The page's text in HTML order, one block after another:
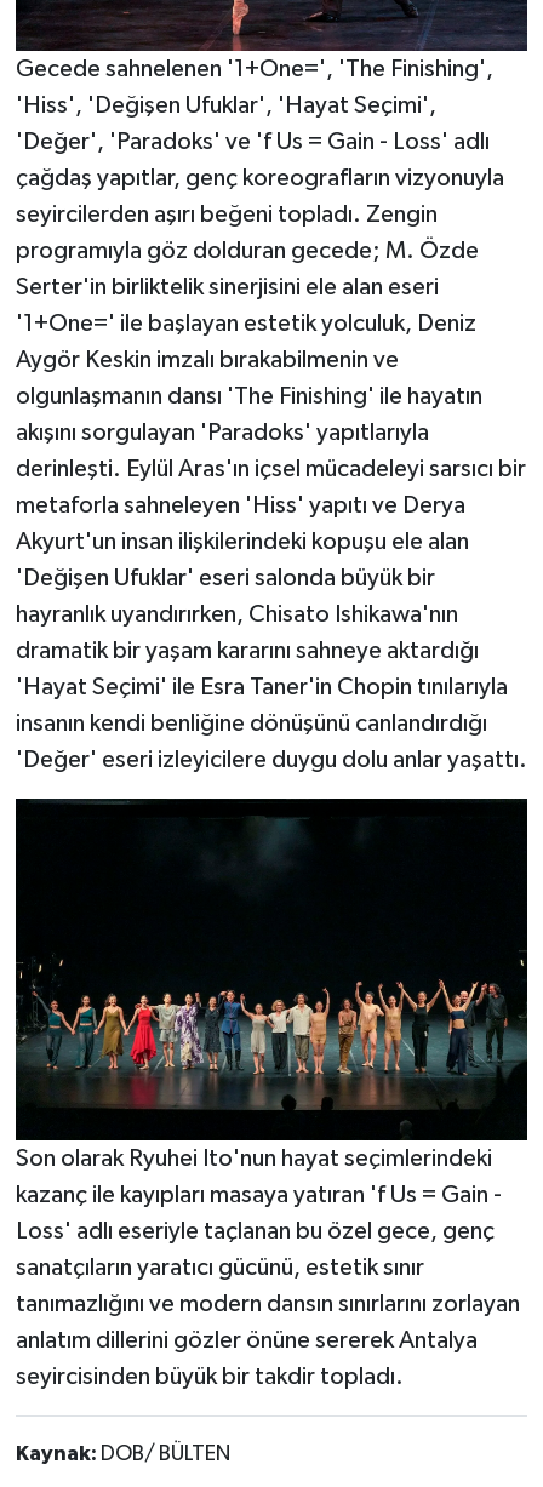
Gecede sahnelenen '1+One=', 'The Finishing',
'Hiss', 'Değişen Ufuklar', 'Hayat Seçimi',
'Değer', 'Paradoks' ve 'f Us = Gain - Loss' adlı
çağdaş yapıtlar, genç koreografların vizyonuyla
seyircilerden aşırı beğeni topladı. Zengin
programıyla göz dolduran gecede; M. Özde
Serter'in birliktelik sinerjisini ele alan eseri
'1+One=' ile başlayan estetik yolculuk, Deniz
Aygör Keskin imzalı bırakabilmenin ve
olgunlaşmanın dansı 'The Finishing' ile hayatın
akışını sorgulayan 'Paradoks' yapıtlarıyla
derinleşti. Eylül Aras'ın içsel mücadeleyi sarsıcı bir
metaforla sahneleyen 'Hiss' yapıtı ve Derya
Akyurt'un insan ilişkilerindeki kopuşu ele alan
'Değişen Ufuklar' eseri salonda büyük bir
hayranlık uyandırırken, Chisato Ishikawa'nın
dramatik bir yaşam kararını sahneye aktardığı
'Hayat Seçimi' ile Esra Taner'in Chopin tınılarıyla
insanın kendi benliğine dönüşünü canlandırdığı
'Değer' eseri izleyicilere duygu dolu anlar yaşattı.
Son olarak Ryuhei Ito'nun hayat seçimlerindeki
kazanç ile kayıpları masaya yatıran 'f Us = Gain -
Loss' adlı eseriyle taçlanan bu özel gece, genç
sanatçıların yaratıcı gücünü, estetik sınır
tanımazlığını ve modern dansın sınırlarını zorlayan
anlatım dillerini gözler önüne sererek Antalya
seyircisinden büyük bir takdir topladı.
Kaynak: DOB/ BÜLTEN